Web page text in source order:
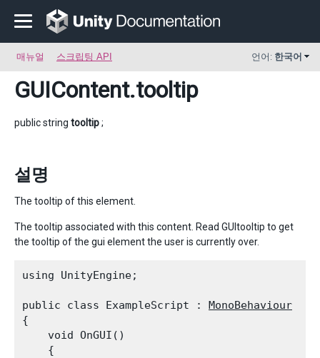
매뉴얼 스크립팅 API 언어: 한국어
GUIContent.tooltip
public string tooltip;
설명
The tooltip of this element.
The tooltip associated with this content. Read GUItooltip to get
the tooltip of the gui element the user is currently over.
using UnityEngine;
public class ExampleScript : MonoBehaviour
{
    void OnGUI()
    {